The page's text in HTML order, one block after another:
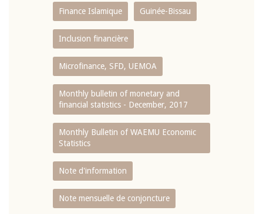
Finance Islamique Guinée-Bissau
Inclusion financière
Microfinance, SFD, UEMOA
Monthly bulletin of monetary and
financial statistics - December, 2017
Monthly Bulletin of WAEMU Economic
Statistics
Note d'information
Note mensuelle de conjoncture